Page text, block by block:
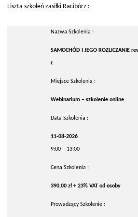
Liszta szkoleń zasiłki Racibórz :
Nazwa Szkolenia :
SAMOCHÓD I JEGO ROZLICZANIE
r.
Miejsce Szkolenia :
Webinarium – szkolenie online
Data Szkolenia :
11-08-2026
9:00 – 13:00
Cena Szkolenia :
390,00 zł + 23% VAT od osoby
Prowadzący Szkolenie :